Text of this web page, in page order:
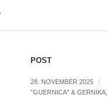
POST
28. NOVEMBER 2025
"GUERNICA" & GERNIKA